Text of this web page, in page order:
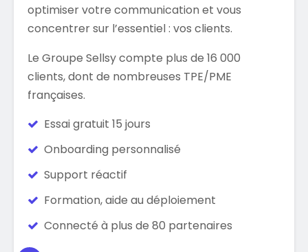
optimiser votre communication et vous
concentrer sur l’essentiel : vos clients.
Le Groupe Sellsy compte plus de 16 000
clients, dont de nombreuses TPE/PME
françaises.
Essai gratuit 15 jours
Onboarding personnalisé
Support réactif
Formation, aide au déploiement
Connecté à plus de 80 partenaires